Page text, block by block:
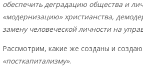
обеспечить деградацию общества и
«модернизацию» христианства,
замену человеческой личности на
Рассмотрим, какие же созданы и
«посткапитализму».